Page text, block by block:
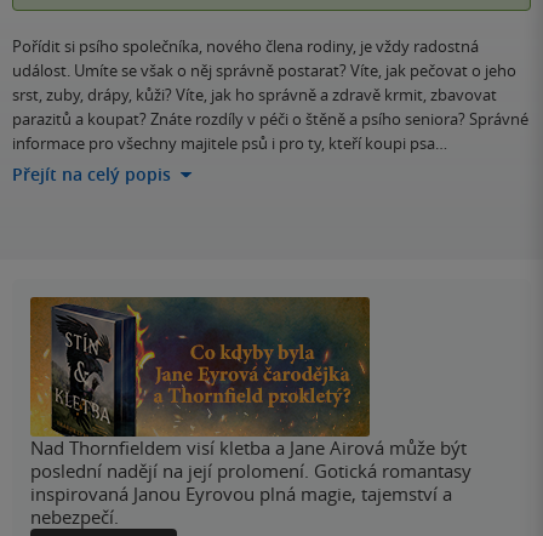
Pořídit si psího společníka, nového člena rodiny, je vždy radostná
událost. Umíte se však o něj správně postarat? Víte, jak pečovat o jeho
srst, zuby, drápy, kůži? Víte, jak ho správně a zdravě krmit, zbavovat
parazitů a koupat? Znáte rozdíly v péči o štěně a psího seniora? Správné
informace pro všechny majitele psů i pro ty, kteří koupi psa…
Přejít na celý popis
Nad Thornfieldem visí kletba a Jane Airová může být
poslední nadějí na její prolomení. Gotická romantasy
inspirovaná Janou Eyrovou plná magie, tajemství a
nebezpečí.